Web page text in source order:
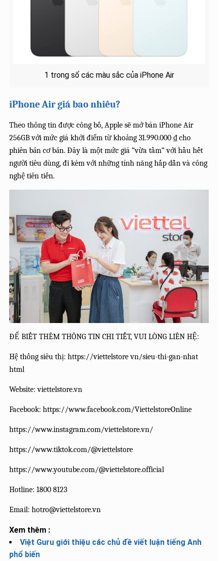
1 trong số các màu sắc của iPhone Air
iPhone Air giá bao nhiêu?
Theo thông tin được công bố, Apple sẽ mở bán iPhone Air
256GB với mức giá khởi điểm từ khoảng 31.990.000 ₫ cho
phiên bản cơ bản. Đây là một mức giá “vừa tầm” với hầu hết
người tiêu dùng, đi kèm với những tính năng hấp dẫn và công
nghệ tiên tiến.
ĐỂ BIẾT THÊM THÔNG TIN CHI TIẾT, VUI LÒNG LIÊN HỆ:
Hệ thống siêu thị: https://viettelstore vn/sieu-thi-gan-nhat
html
Website: viettelstore.vn
Facebook: https://www.facebook.com/ViettelstoreOnline
https://www.instagram.com/viettelstore.vn/
https://www.tiktok.com/@viettelstore
https://www.youtube.com/@viettelstore.official
Hotline: 1800 8123
Email: hotro@viettelstore.vn
Xem thêm :
Việt Guru giới thiệu các chủ đề viết luận tiếng Anh
phổ biến